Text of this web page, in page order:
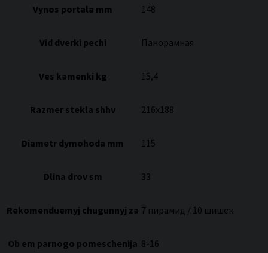
Vynos portala mm 148
Vid dverki pechi Панорамная
Ves kamenki kg 15,4
Razmer stekla shhv 216х188
Diametr dymohoda mm 115
Dlina drov sm 33
Rekomenduemyj chugunnyj za 7 пирамид / 10 шишек
Ob em parnogo pomeschenija 8-16